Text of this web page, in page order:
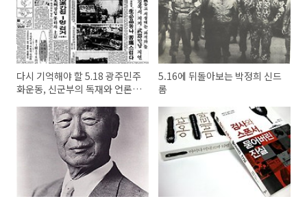
다시 기억해야 할 5.18 광주민주
화운동, 신군부의 독재와 언론·
5.16에 뒤돌아보는 박정희 신드
롬